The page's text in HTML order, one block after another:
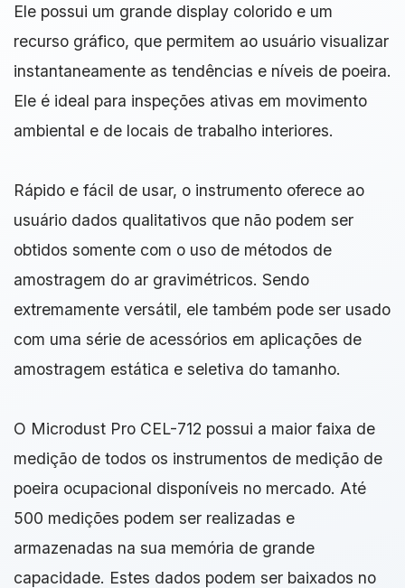
Ele possui um grande display colorido e um
recurso gráfico, que permitem ao usuário visualizar
instantaneamente as tendências e níveis de poeira.
Ele é ideal para inspeções ativas em movimento
ambiental e de locais de trabalho interiores.
Rápido e fácil de usar, o instrumento oferece ao
usuário dados qualitativos que não podem ser
obtidos somente com o uso de métodos de
amostragem do ar gravimétricos. Sendo
extremamente versátil, ele também pode ser usado
com uma série de acessórios em aplicações de
amostragem estática e seletiva do tamanho.
O Microdust Pro CEL-712 possui a maior faixa de
medição de todos os instrumentos de medição de
poeira ocupacional disponíveis no mercado. Até
500 medições podem ser realizadas e
armazenadas na sua memória de grande
capacidade. Estes dados podem ser baixados no